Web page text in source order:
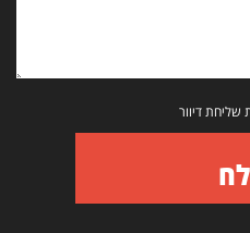
דיוור